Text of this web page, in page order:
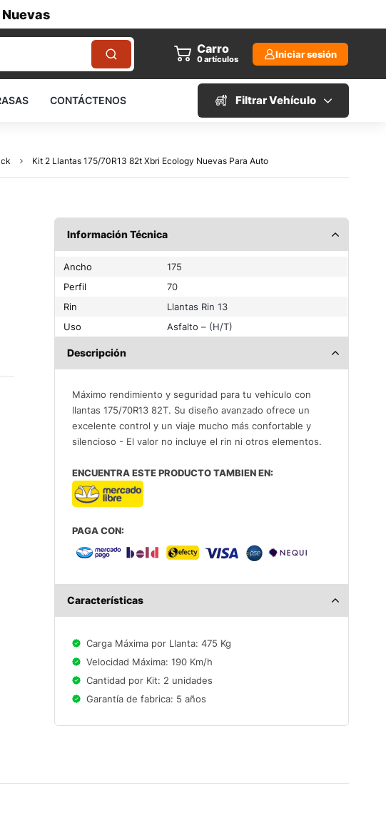
Carro
0artículos Iniciar sesión
CONTÁCTENOS Filtrar Vehículo
Kit 2 Llantas 175/70R13 82t Xbri Ecology Nuevas Para Auto
Información Técnica
Ancho
175
Perfil
70
Rin
Llantas Rin 13
Uso
Asfalto – (H/T)
Descripción
Máximo rendimiento y seguridad para tu vehículo con
llantas 175/70R13 82T. Su diseño avanzado ofrece un
excelente control y un viaje mucho más confortable y
silencioso - El valor no incluye el rin ni otros elementos.
ENCUENTRA ESTE PRODUCTO TAMBIEN EN:
PAGA CON:
Características
Carga Máxima por Llanta: 475 Kg
Velocidad Máxima: 190 Km/h
Cantidad por Kit: 2 unidades
Garantía de fabrica: 5 años